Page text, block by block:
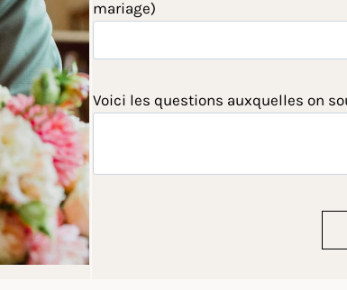
mariage)
Voici les questions auxquelles on